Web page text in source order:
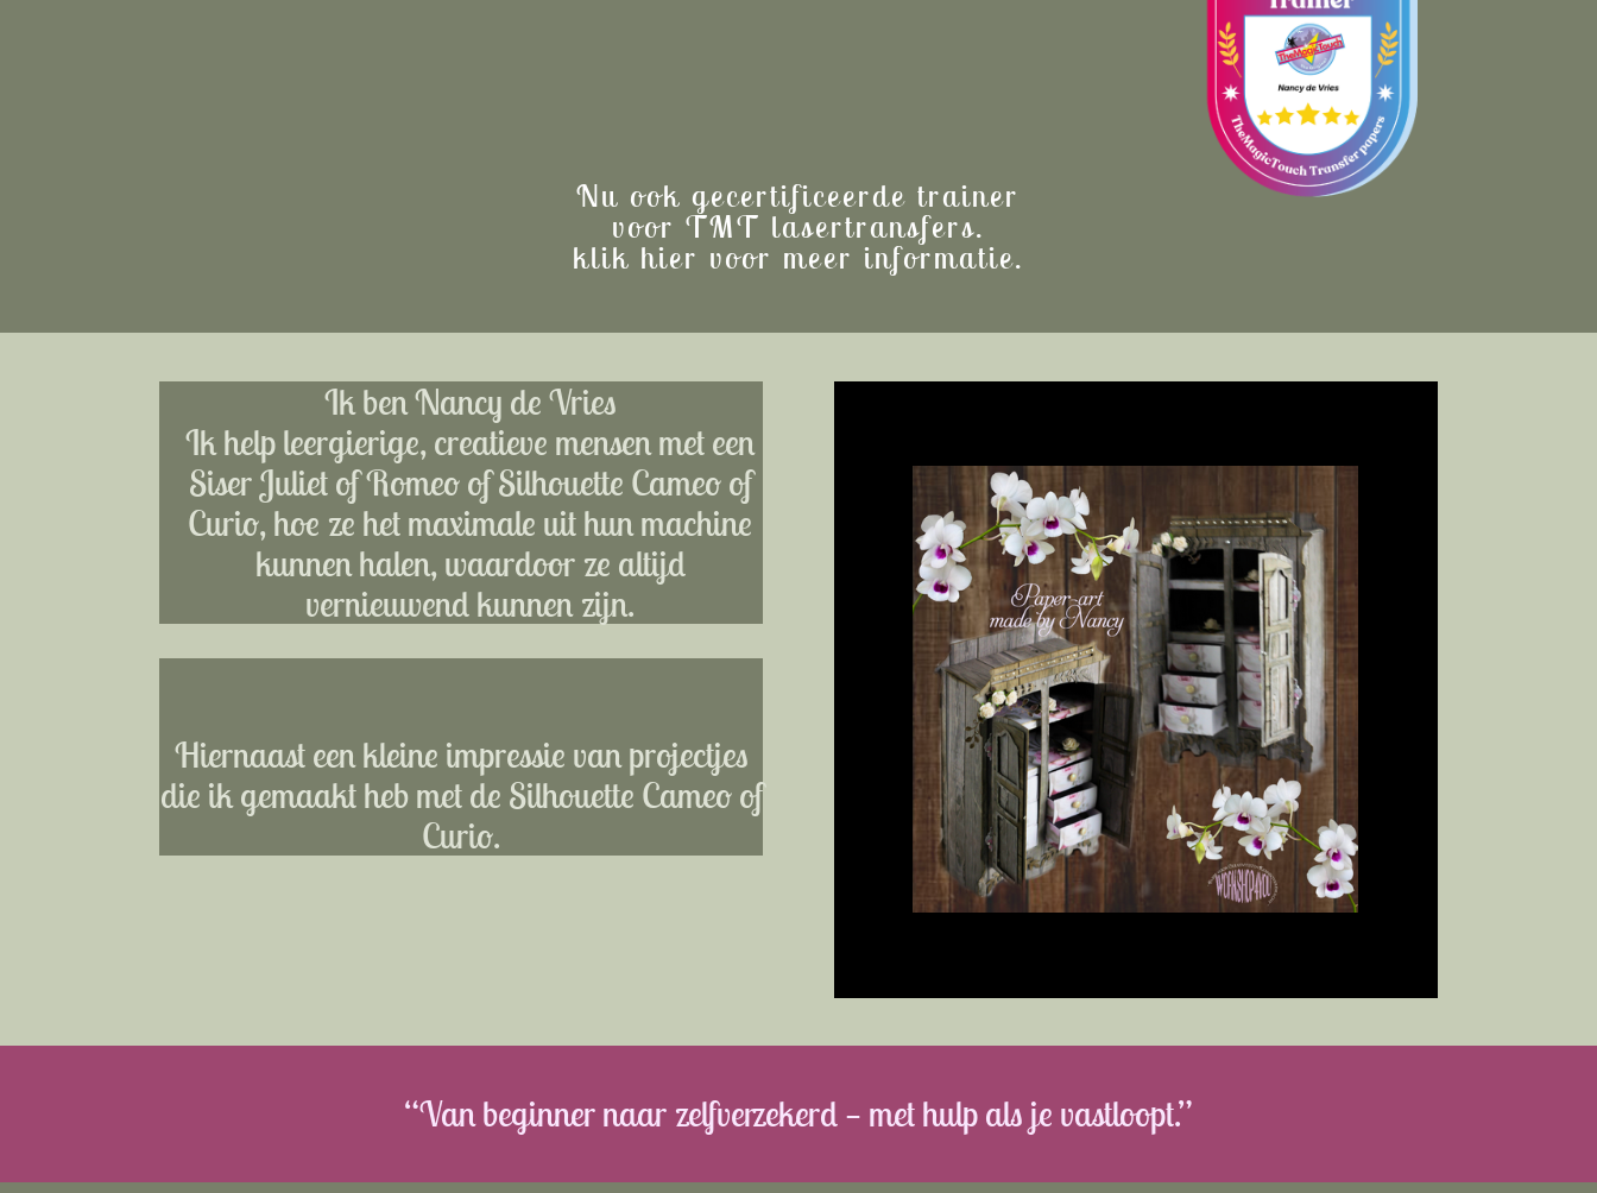
Nu ook gecertificeerde trainer
voor TMT lasertransfers.
klik hier voor meer informatie.
Ik ben Nancy de Vries
Ik help leergierige, creatieve mensen met een
Siser Juliet of Romeo of Silhouette Cameo of
Curio, hoe ze het maximale uit hun machine
kunnen halen, waardoor ze altijd
vernieuwend kunnen zijn.
Hiernaast een kleine impressie van projectjes
die ik gemaakt heb met de Silhouette Cameo of
Curio.
“Van beginner naar zelfverzekerd — met hulp als je vastloopt.”